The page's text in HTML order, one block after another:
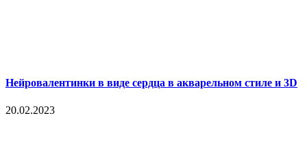
Нейровалентинки в виде сердца в акварельном стиле и 3D
20.02.2023